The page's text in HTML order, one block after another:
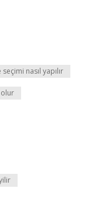
seçimi nasıl yapılır
olur